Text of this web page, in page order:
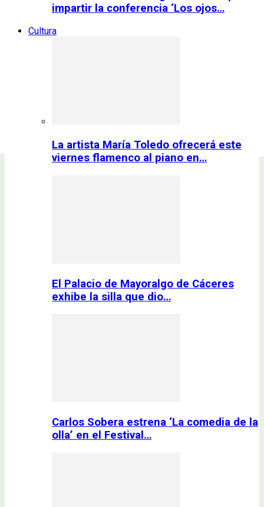
impartir la conferencia ‘Los ojos…
Cultura
La artista María Toledo ofrecerá este
viernes flamenco al piano en…
El Palacio de Mayoralgo de Cáceres
exhibe la silla que dio…
Carlos Sobera estrena ‘La comedia de la
olla’ en el Festival…